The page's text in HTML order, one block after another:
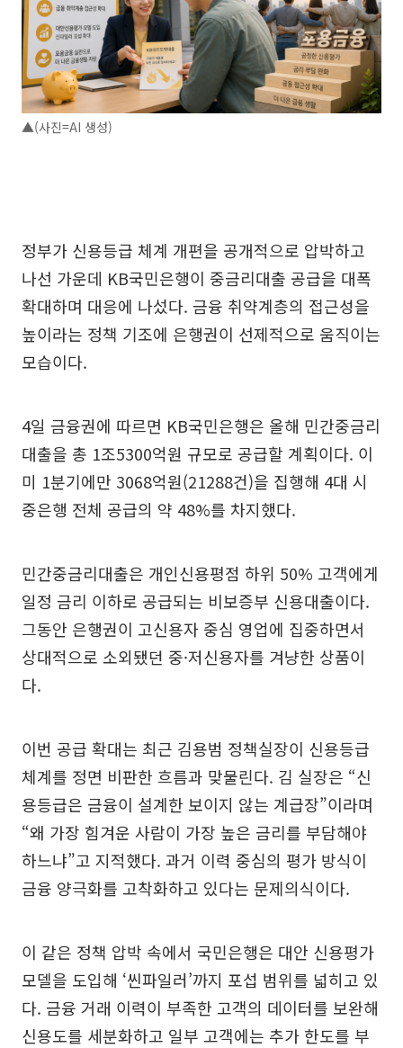
▲(사진=AI 생성)
정부가 신용등급 체계 개편을 공개적으로 압박하고
나선 가운데 KB국민은행이 중금리대출 공급을 대폭
확대하며 대응에 나섰다. 금융 취약계층의 접근성을
높이라는 정책 기조에 은행권이 선제적으로 움직이는
모습이다.
4일 금융권에 따르면 KB국민은행은 올해 민간중금리
대출을 총 1조5300억원 규모로 공급할 계획이다. 이
미 1분기에만 3068억원(21288건)을 집행해 4대 시
중은행 전체 공급의 약 48%를 차지했다.
민간중금리대출은 개인신용평점 하위 50% 고객에게
일정 금리 이하로 공급되는 비보증부 신용대출이다.
그동안 은행권이 고신용자 중심 영업에 집중하면서
상대적으로 소외됐던 중·저신용자를 겨냥한 상품이
다.
이번 공급 확대는 최근 김용범 정책실장이 신용등급
체계를 정면 비판한 흐름과 맞물린다. 김 실장은 “신
용등급은 금융이 설계한 보이지 않는 계급장”이라며
“왜 가장 힘겨운 사람이 가장 높은 금리를 부담해야
하느냐”고 지적했다. 과거 이력 중심의 평가 방식이
금융 양극화를 고착화하고 있다는 문제의식이다.
이 같은 정책 압박 속에서 국민은행은 대안 신용평가
모델을 도입해 ‘씬파일러’까지 포섭 범위를 넓히고 있
다. 금융 거래 이력이 부족한 고객의 데이터를 보완해
신용도를 세분화하고 일부 고객에는 추가 한도를 부